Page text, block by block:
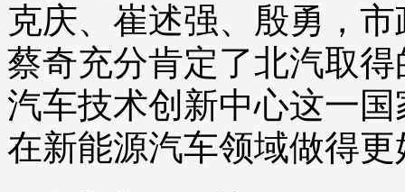
克庆、崔述强、殷勇，
蔡奇充分肯定了北汽取
汽车技术创新中心这一
在新能源汽车领域做得更